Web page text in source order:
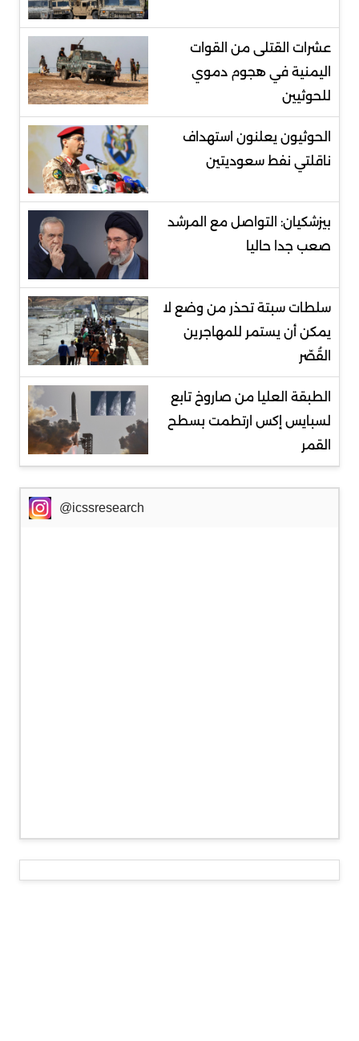
عشرات القتلى من القوات
اليمنية في هجوم دموي
للحوثيين
الحوثيون يعلنون استهداف
ناقلتي نفط سعوديتين
بيزشكيان: التواصل مع المرشد
صعب جدا حاليا
سلطات سبتة تحذر من وضع لا
يمكن أن يستمر للمهاجرين
القُصّر
الطبقة العليا من صاروخ تابع
لسبايس إكس ارتطمت بسطح
القمر
@icssresearch